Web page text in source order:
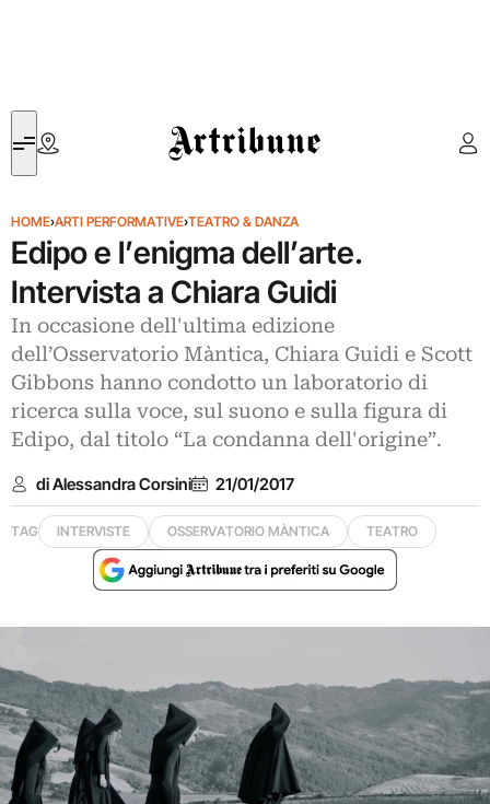
Artribune
HOME›ARTI PERFORMATIVE›TEATRO & DANZA
Edipo e l’enigma dell’arte.
Intervista a Chiara Guidi
In occasione dell'ultima edizione
dell’Osservatorio Màntica, Chiara Guidi e Scott
Gibbons hanno condotto un laboratorio di
ricerca sulla voce, sul suono e sulla figura di
Edipo, dal titolo “La condanna dell'origine”.
di Alessandra Corsini 21/01/2017
TAG INTERVISTE OSSERVATORIO MÀNTICA TEATRO